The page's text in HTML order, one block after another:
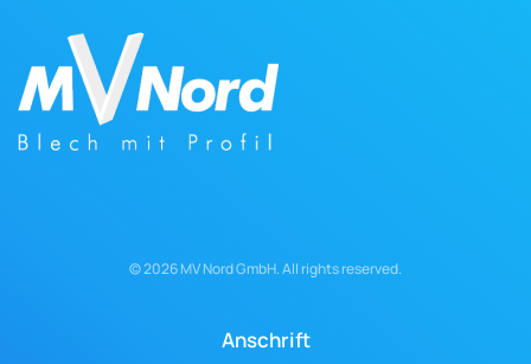
©2026MV Nord GmbH. All rights reserved.
Anschrift